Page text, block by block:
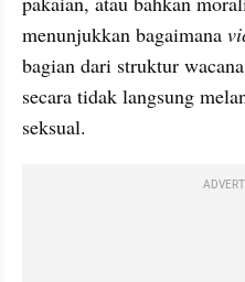
menunjukkan bagaimana
bagian dari struktur
secara tidak langsung
seksual.